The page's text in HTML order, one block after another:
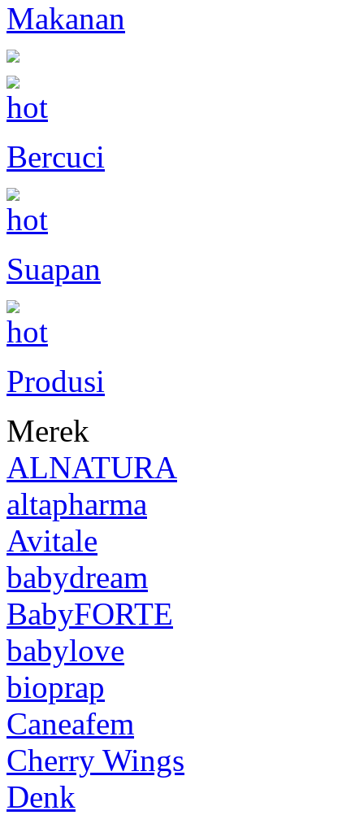
Makanan
Bercuci
Suapan
Produsi
Merek
ALNATURA
altapharma
Avitale
babydream
BabyFORTE
babylove
bioprap
Caneafem
Cherry Wings
Denk